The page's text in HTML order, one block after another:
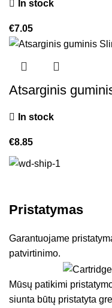
In stock
€7.05
Atsarginis
In stock
€8.85
Pristatymas
Garantuojame
patvirtinimo.
Mūsų patikimi
siunta būtų pristatyta